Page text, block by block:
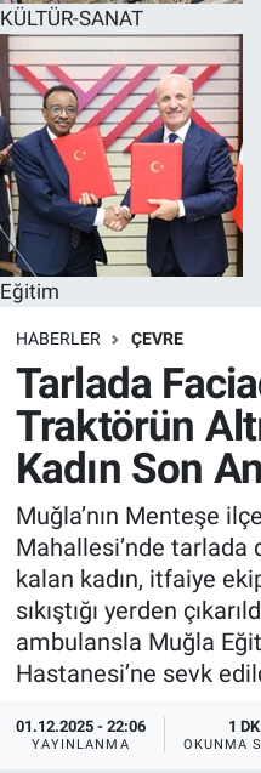
KÜLTÜR-SANAT
Eğitim
HABERLER ÇEVRE
Tarlada
Traktörün
Kadın Son
Muğla’nın Menteşe
Mahallesi’nde tarlada
kalan kadın, itfaiye
sıkıştığı yerden
ambulansla Muğla
Hastanesi’ne sevk
01.12.2025 - 22:06
YAYINLANMA
1 DK
OKUNMA